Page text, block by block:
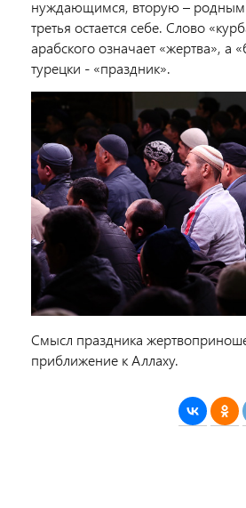
нуждающимся, вторую – родным
третья остается себе. Слово
арабского означает «жертва», а
турецки - «праздник».
Смысл праздника
приближение к Аллаху.